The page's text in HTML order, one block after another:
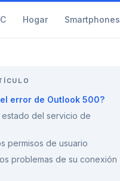
Hogar Smartphones
error de Outlook 500?
estado del servicio de
permisos de usuario
problemas de su conexión